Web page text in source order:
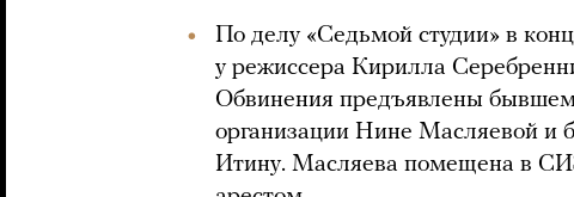
По делу «Седьмой студии» в
у режиссера Кирилла
Обвинения предъявлены
организации Нине Масляевой
Итину. Масляева помещена в